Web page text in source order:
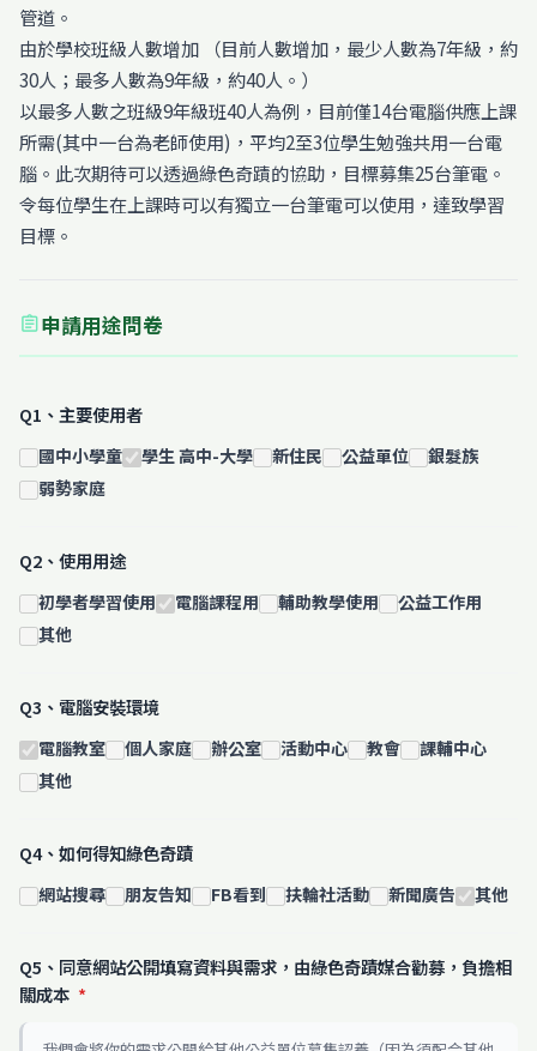
管道。
由於學校班級人數增加 （目前人數增加，最少人數為7年級，約
30人；最多人數為9年級，約40人。）
以最多人數之班級9年級班40人為例，目前僅14台電腦供應上課
所需(其中一台為老師使用)，平均2至3位學生勉強共用一台電
腦。此次期待可以透過綠色奇蹟的協助，目標募集25台筆電。
令每位學生在上課時可以有獨立一台筆電可以使用，達致學習
目標。
assignment申請用途問卷
Q1、主要使用者
國中小學童 學生 高中-大學 新住民 公益單位
銀髮族
弱勢家庭
Q2、使用用途
初學者學習使用 電腦課程用 輔助教學使用
公益工作用
其他
Q3、電腦安裝環境
電腦教室 個人家庭 辦公室 活動中心 教會
課輔中心
其他
Q4、如何得知綠色奇蹟
網站搜尋 朋友告知 FB看到 扶輪社活動 新聞廣告 其他
Q5、同意網站公開填寫資料與需求，由綠色奇蹟媒合勸募，負擔相
關成本 *